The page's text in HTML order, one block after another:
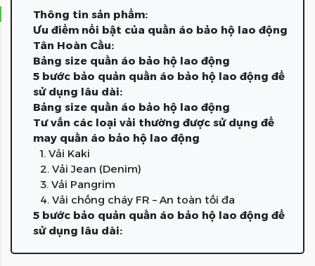
Thông tin sản phẩm:
Ưu điểm nổi bật của quần áo bảo hộ lao động
Tân Hoàn Cầu:
Bảng size quần áo bảo hộ lao động
5 bước bảo quản quần áo bảo hộ lao động để
sử dụng lâu dài:
Bảng size quần áo bảo hộ lao động
Tư vấn các loại vải thường được sử dụng để
may quần áo bảo hộ lao động
1. Vải Kaki
2. Vải Jean (Denim)
3. Vải Pangrim
4. Vải chống cháy FR – An toàn tối đa
5 bước bảo quản quần áo bảo hộ lao động để
sử dụng lâu dài: